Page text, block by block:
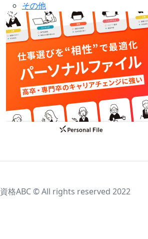
その他
資格ABC © All rights reserved 2022